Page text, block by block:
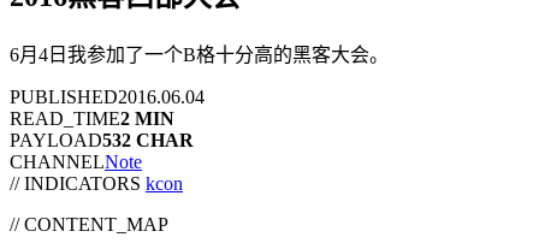
6月4日我参加了一个B格十分高的黑客大会。
PUBLISHED2016.06.04
READ_TIME2 MIN
PAYLOAD532 CHAR
CHANNELNote
// INDICATORS kcon
//CONTENT_MAP